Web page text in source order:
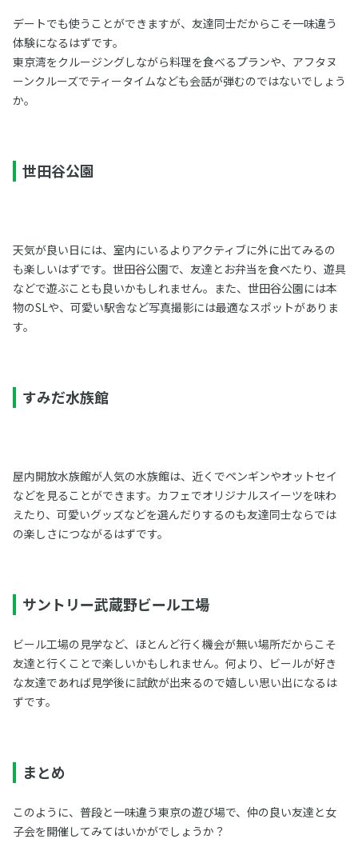
デートでも使うことができますが、友達同士だからこそ一味違う
体験になるはずです。
東京湾をクルージングしながら料理を食べるプランや、アフタヌ
ーンクルーズでティータイムなども会話が弾むのではないでしょう
か。
世田谷公園
天気が良い日には、室内にいるよりアクティブに外に出てみるの
も楽しいはずです。世田谷公園で、友達とお弁当を食べたり、遊具
などで遊ぶことも良いかもしれません。また、世田谷公園には本
物のSLや、可愛い駅舎など写真撮影には最適なスポットがありま
す。
すみだ水族館
屋内開放水族館が人気の水族館は、近くでペンギンやオットセイ
などを見ることができます。カフェでオリジナルスイーツを味わ
えたり、可愛いグッズなどを選んだりするのも友達同士ならでは
の楽しさにつながるはずです。
サントリー武蔵野ビール工場
ビール工場の見学など、ほとんど行く機会が無い場所だからこそ
友達と行くことで楽しいかもしれません。何より、ビールが好き
な友達であれば見学後に試飲が出来るので嬉しい思い出になるは
ずです。
まとめ
このように、普段と一味違う東京の遊び場で、仲の良い友達と女
子会を開催してみてはいかがでしょうか？